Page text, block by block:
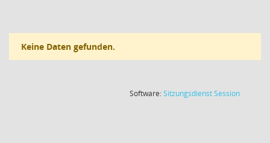
Keine Daten gefunden.
Software:SitzungsdienstSession(Wird in